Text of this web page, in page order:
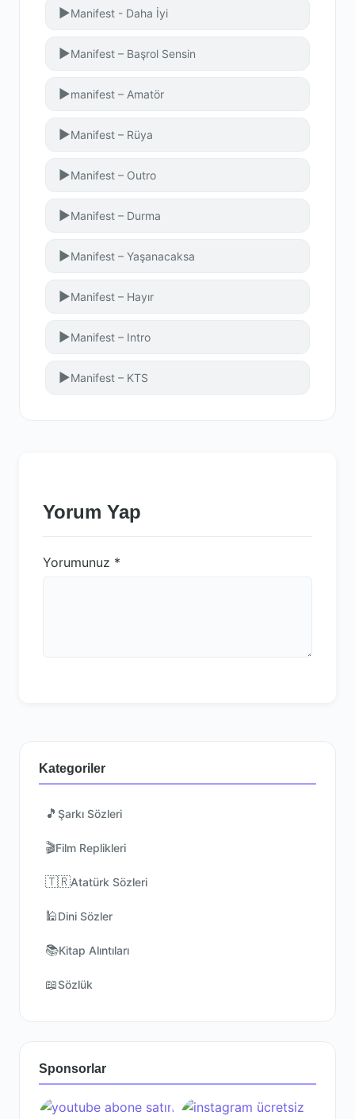
▶Manifest - Daha İyi
▶Manifest – Başrol Sensin
▶manifest – Amatör
▶Manifest – Rüya
▶Manifest – Outro
▶Manifest – Durma
▶Manifest – Yaşanacaksa
▶Manifest – Hayır
▶Manifest – Intro
▶Manifest – KTS
Yorum Yap
Yorumunuz *
Kategoriler
🎵 Şarkı Sözleri
🎬Film Replikleri
🇹🇷Atatürk Sözleri
🕌Dini Sözler
📚Kitap Alıntıları
📖Sözlük
Sponsorlar